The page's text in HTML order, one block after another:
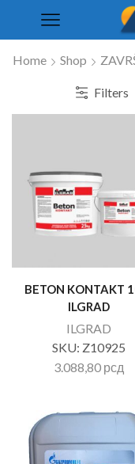
Home Shop
Filters
BETON KONTAKT
ILGRAD
ILGRAD
SKU: Z10925
3.088,80 рсд